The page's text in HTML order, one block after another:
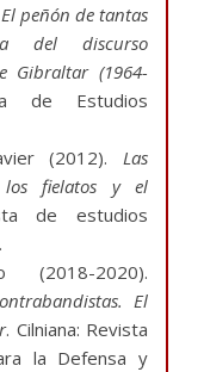
El peñón de tantas
del discurso
Gibraltar (1964-
de Estudios
(2012). Las
los fielatos y el
de estudios
(2018-2020).
El
. Cilniana: Revista
la Defensa y